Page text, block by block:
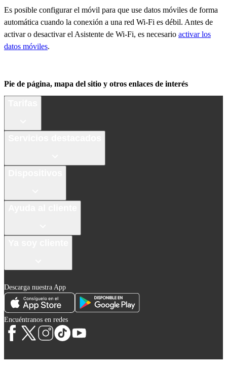
Es posible configurar el móvil para que use datos móviles de forma
automática cuando la conexión a una red Wi-Fi es débil. Antes de
activar o desactivar el Asistente de Wi-Fi, es necesario activar los
datos móviles.
Pie de página, mapa del sitio y otros enlaces de interés
Descarga nuestra App
Encuéntranos en redes